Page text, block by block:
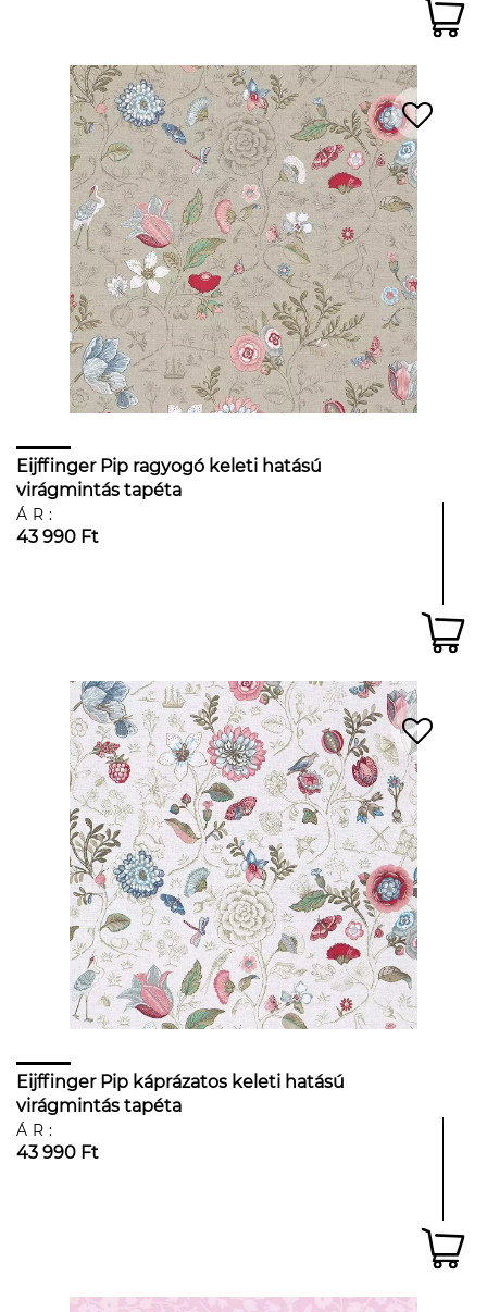
Eijffinger Pip ragyogó keleti hatású
virágmintás tapéta
ÁR:
43 990 Ft
Eijffinger Pip káprázatos keleti hatású
virágmintás tapéta
ÁR:
43 990 Ft